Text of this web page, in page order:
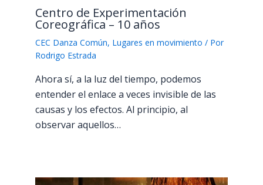
Centro de Experimentación
Coreográfica – 10 años
CEC Danza Común, Lugares en movimiento / Por
Rodrigo Estrada
Ahora sí, a la luz del tiempo, podemos
entender el enlace a veces invisible de las
causas y los efectos. Al principio, al
observar aquellos…